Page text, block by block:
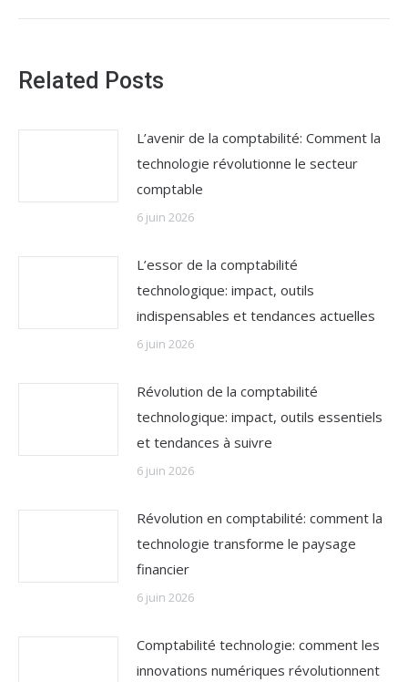
Related Posts
L’avenir de la comptabilité: Comment la
technologie révolutionne le secteur
comptable
6 juin 2026
L’essor de la comptabilité
technologique: impact, outils
indispensables et tendances actuelles
6 juin 2026
Révolution de la comptabilité
technologique: impact, outils essentiels
et tendances à suivre
6 juin 2026
Révolution en comptabilité: comment la
technologie transforme le paysage
financier
6 juin 2026
Comptabilité technologie: comment les
innovations numériques révolutionnent